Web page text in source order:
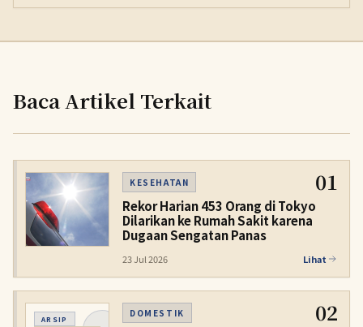
Baca Artikel Terkait
KESEHATAN 01
Rekor Harian 453 Orang di Tokyo
Dilarikan ke Rumah Sakit karena
Dugaan Sengatan Panas
23 Jul 2026 Lihat
ARSIP DOMESTIK 02